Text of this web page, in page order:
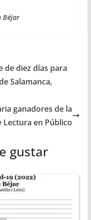
Béjar
de diez días para
Salamanca,
ganadores de la
en Público
gustar